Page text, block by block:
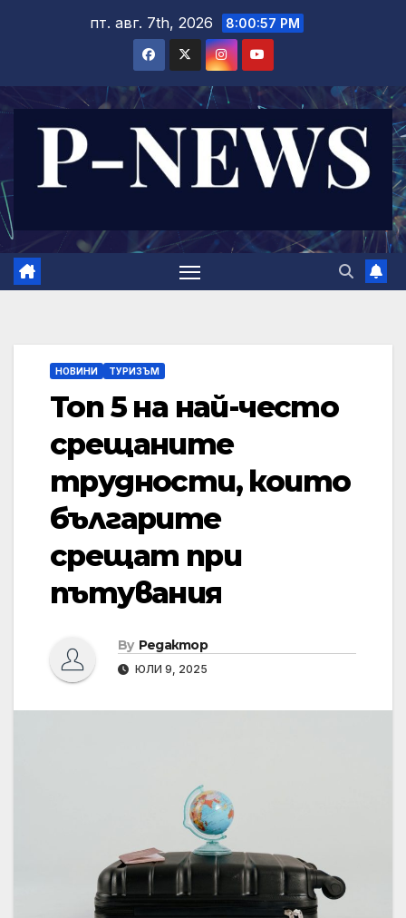
пт. авг. 7th, 2026 8:00:57 PM
НОВИНИ ТУРИЗЪМ
Топ 5 на най-често
срещаните
трудности, които
българите
срещат при
пътувания
By Редактор
ЮЛИ 9, 2025